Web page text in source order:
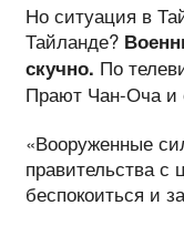
Но ситуация в
Тайланде?
скучно. По
Прают Чан-Оча и
«Вооруженные
правительства с
беспокоиться и